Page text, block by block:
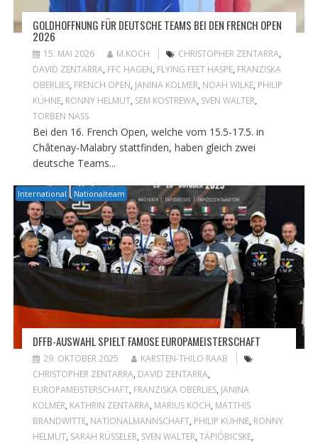
GOLDHOFFNUNG FÜR DEUTSCHE TEAMS BEI DEN FRENCH OPEN
2026
15. MAI 2026 M.KOCH CHRISTOPHER ZENTARRA,
DAVID ZENTARRA, FFC HAGEN, FLYING FEET HASPE, FRANZISKA
OBERLIES, FRENCH OPEN, JANINA KOLMER, NOAH WILKE, PHILIP
KÜHNE, RONNY HELMUT, SEM KOSTREWA, SVEN WALTER,
TORBEN NASS
Bei den 16. French Open, welche vom 15.5-17.5. in
Châtenay-Malabry stattfinden, haben gleich zwei
deutsche Teams...
International Nationalteam
DFFB-AUSWAHL SPIELT FAMOSE EUROPAMEISTERSCHAFT
29. OKTOBER 2025
KARSTEN-THILO RAAB
CHRISTOPHER ZENTARRA, DAVID ZENTARRA,
EUROPAMEISTERSCHAFT, FRANZISKA OBERLIES, JANINA
KOLMER, KATHRIN ZENTARRA, MARIUS KOCH, MATTHIS
BRANDWITTE, NATIONALMANNSCHAFT, PHILIP KÜHNE, RONNY
HELMUT, SARAH RÜSSELER, SVEN WALTER, TÁPIÓBICSKE,